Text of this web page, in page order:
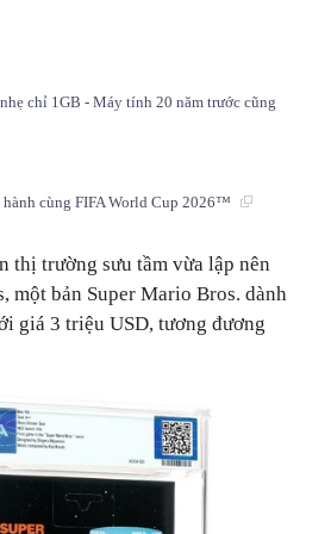
chỉ 1GB - Máy tính 20 năm trước cũng
cùng FIFA World Cup 2026™
thị trường sưu tầm vừa lập nên
một bản Super Mario Bros. dành
giá 3 triệu USD, tương đương